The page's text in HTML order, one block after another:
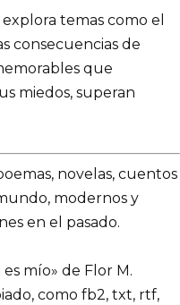
temas como el
consecuencias de
que
miedos, superan
novelas, cuentos
modernos y
en el pasado.
mío» de Flor M.
como fb2, txt, rtf,